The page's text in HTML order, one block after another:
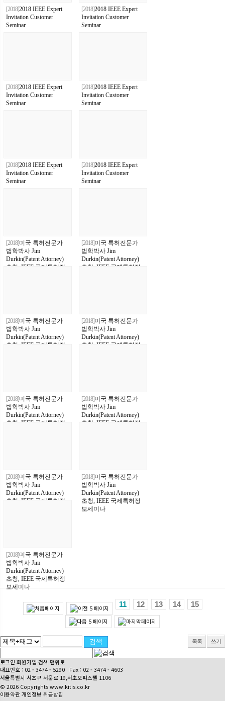
[2018]2018 IEEE Expert
Invitation Customer
Seminar
[2018]2018 IEEE Expert
Invitation Customer
Seminar
[2018]2018 IEEE Expert
Invitation Customer
Seminar
[2018]2018 IEEE Expert
Invitation Customer
Seminar
[2018]2018 IEEE Expert
Invitation Customer
Seminar
[2018]2018 IEEE Expert
Invitation Customer
Seminar
[2018]미국 특허전문가
법학박사 Jim
Durkin(Patent Attorney)
초청, IEEE 국제특허정
[2018]미국 특허전문가
법학박사 Jim
Durkin(Patent Attorney)
초청, IEEE 국제특허정
[2018]미국 특허전문가
법학박사 Jim
Durkin(Patent Attorney)
초청, IEEE 국제특허정
[2018]미국 특허전문가
법학박사 Jim
Durkin(Patent Attorney)
초청, IEEE 국제특허정
[2018]미국 특허전문가
법학박사 Jim
Durkin(Patent Attorney)
초청, IEEE 국제특허정
[2018]미국 특허전문가
법학박사 Jim
Durkin(Patent Attorney)
초청, IEEE 국제특허정
[2018]미국 특허전문가
법학박사 Jim
Durkin(Patent Attorney)
초청, IEEE 국제특허정
[2018]미국 특허전문가
법학박사 Jim
Durkin(Patent Attorney)
초청, IEEE 국제특허정
보세미나
[2018]미국 특허전문가
법학박사 Jim
Durkin(Patent Attorney)
초청, IEEE 국제특허정
보세미나
11 12 13 14 15
목록 쓰기
로그인 회원가입 검색 맨위로
대표번호 : 02 - 3474 - 5290
Fax : 02 - 3474 - 4603
서울특별시 서초구 서운로 19,서초오피스텔 1106
© 2026 Copyrights www.kitis.co.kr
이용약관 개인정보 취급방침